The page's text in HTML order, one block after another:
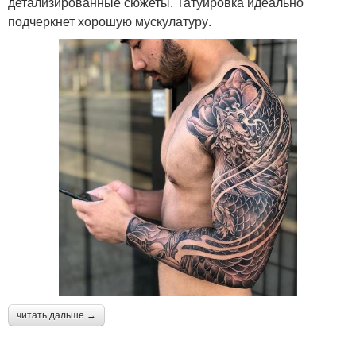
подчеркнет хорошую мускулатуру.
читать дальше →